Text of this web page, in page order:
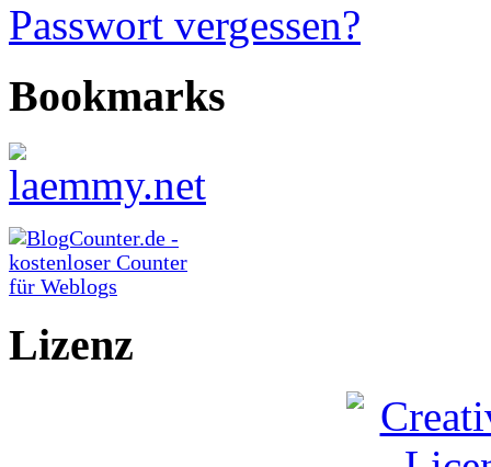
Passwort vergessen?
Bookmarks
Lizenz